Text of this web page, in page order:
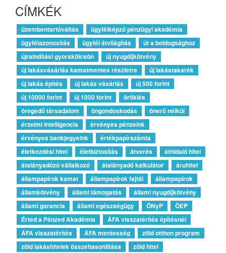
CÍMKÉK
üzembentartóváltás
ügyfélképző pénzügyi akadémia
ügyfélazonosítás
ügyfél átvilágítás
út a boldogsághoz
újraindítási gyorskölcsön
új nyugdíjkötvény
új lakásvásárlás kamatmentes részletre
új lakástakarék
új lakás építés
új lakás vásárlás
új 500 forint
új 10000 forint
új 1000 forint
öröklés
öregedő társadalom
öngondoskodás
önerő nélkül
érzelmi intelligencia
érvényes pénzeink
érvényes bankjegyeink
értékpapírszámla
életkezdési hitel
életbiztosítás átverés
áthidaló hitel
átalányadózó vállalkozó
átalányadó kalkulátor
áruhitel
állampapírok kamat
állampapírok fajtái
állampapírok
államkötvény
állami támogatás
állami nyugdíjkötvény
állami garancia
állami egészségügy ÖNyP
ÖEP
Érted a Pénzed Akadémia
ÁFA visszatérítés építésnél
ÁFA visszatérítés
ÁFA mentesség
zöld otthon program
zöld lakáshitelek összehasonlítása
zöld hitel